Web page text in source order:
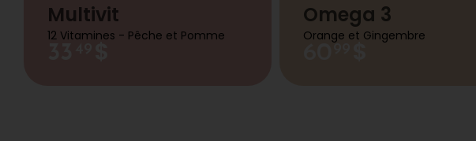
Multivit
12 Vitamines - Pêche et Pomme
Omega 3
Orange et Gingembre